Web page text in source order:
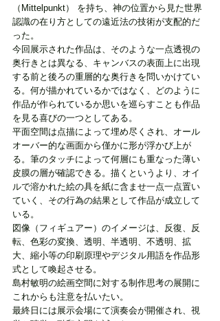
（Mittelpunkt） を持ち、神の位置から見た世界
認識の在り方としての遠近法の技術が支配的だ
った。
今回展示された作品は、そのような一点透視の
奥行きとは異なる、キャンバスの表面上に出現
する前と後ろの重層的な奥行きを問いかけてい
る。何が描かれているかではなく、どのように
作品が作られているか思いを巡らすことも作品
を見る喜びの一つとしてある。
平面空間は点描によって埋め尽くされ、オール
オーバー的な画面から僅かに形が浮かび上が
る。筆のタッチによって何層にも重なった薄い
皮膜の層が確認できる。描くというより、オイ
ルで溶かれた絵の具を紙に含ませ一点一点置い
ていく、その行為の結果として作品が成立して
いる。
図像（フィギュアー）のイメージは、反復、反
転、色彩の変換、透明、半透明、不透明、拡
大、縮小等の印刷原理やデジタル用語を作品形
式として喚起させる。
島村敏明の絵画空間に対する制作思考の展開に
これからも注意を払いたい。
最終日には展示会場にて演奏会が開催され、視